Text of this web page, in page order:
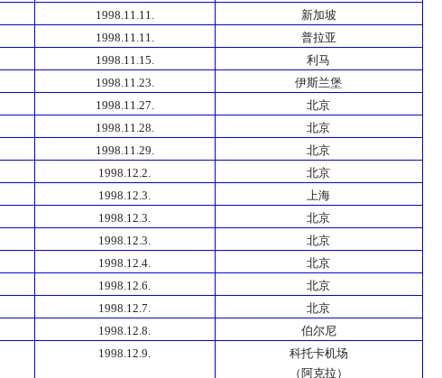
1998.11.11.
新加坡
1998.11.11.
普拉亚
1998.11.15.
利马
1998.11.23.
伊斯兰堡
1998.11.27.
北京
1998.11.28.
北京
1998.11.29.
北京
1998.12.2.
北京
1998.12.3.
上海
1998.12.3.
北京
1998.12.3.
北京
1998.12.4.
北京
1998.12.6.
北京
1998.12.7.
北京
1998.12.8.
伯尔尼
1998.12.9.
科托卡机场
（阿克拉）